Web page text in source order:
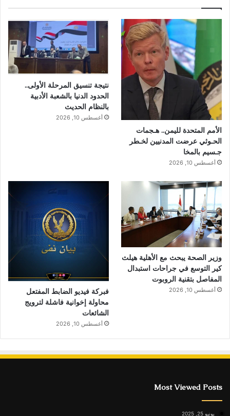
الأمم المتحدة لليمن.. هـجمات
الحـوثي عرضت المدنيين لخـطر
جـسيم بالمخا
أغسطس 10, 2026
نتيجة تنسيق المرحلة الأولى..
الحدود الدنيا بالشعبة الأدبية
بالنظام الحديث
أغسطس 10, 2026
وزير الصحة يبحث مع الأهلية هيلث
كير التوسع في جراحات استبدال
المفاصل بتقنية الروبوت
أغسطس 10, 2026
فبركة فيديو الضابط المفتعل
محاولة إخوانية فاشلة لترويج
الشائعات
أغسطس 10, 2026
Most Viewed Posts
يونيو 25, 2025